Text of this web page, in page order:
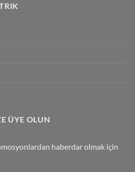
ÜYE OLUN
haberdar olmak için